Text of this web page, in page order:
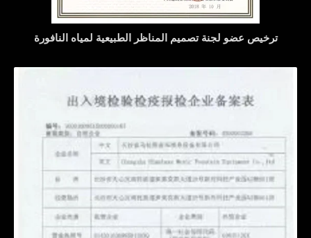
ترخيص عضو لجنة تصميم المناظر الطبيعية لمياه النافورة